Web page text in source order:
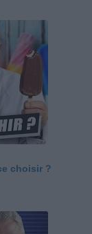
choisir ?